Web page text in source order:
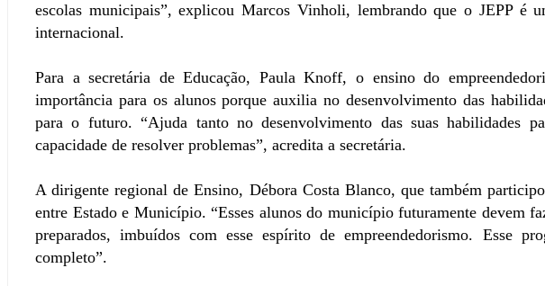
escolas municipais”, explicou Marcos Vinholi, lembrando que o JEPP é
internacional.
Para a secretária de Educação, Paula Knoff, o ensino do
importância para os alunos porque auxilia no desenvolvimento das
para o futuro. “Ajuda tanto no desenvolvimento das suas habilidades
capacidade de resolver problemas”, acredita a secretária.
A dirigente regional de Ensino, Débora Costa Blanco, que também
entre Estado e Município. “Esses alunos do município futuramente devem
preparados, imbuídos com esse espírito de empreendedorismo. Esse
completo”.